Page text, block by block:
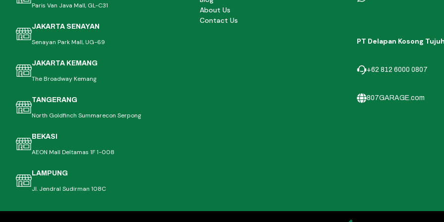
Paris Van Java Mall, GL-C31
JAKARTA SENAYAN
Senayan Park Mall, UG-69
JAKARTA KEMANG
The Broadway Kemang
TANGERANG
North Goldfinch Summarecon Serpong
BEKASI
AEON Mall Deltamas 1F 1-008
LAMPUNG
Jl. Jendral Sudirman 108C
About Us
Contact Us
PT Delapan Kosong
+62 812 6000 0807
807GARAGE.com